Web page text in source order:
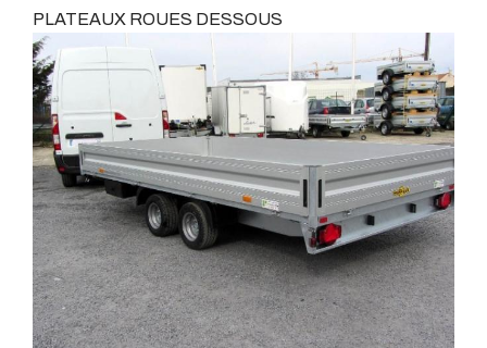
PLATEAUX ROUES DESSOUS